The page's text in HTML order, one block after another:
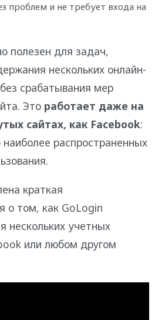
проблем и не требует входа на
полезен для задач,
нескольких онлайн-
срабатывания мер
Это работает даже на
сайтах, как Facebook:
распространенных
краткая
о том, как GoLogin
нескольких учетных
или любом другом